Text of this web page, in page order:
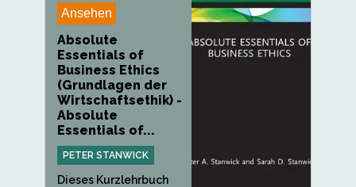
Ansehen
Absolute
Essentials of
Business Ethics
(Grundlagen der
Wirtschaftsethik) -
Absolute
Essentials of...
PETER STANWICK
Dieses Kurzlehrbuch